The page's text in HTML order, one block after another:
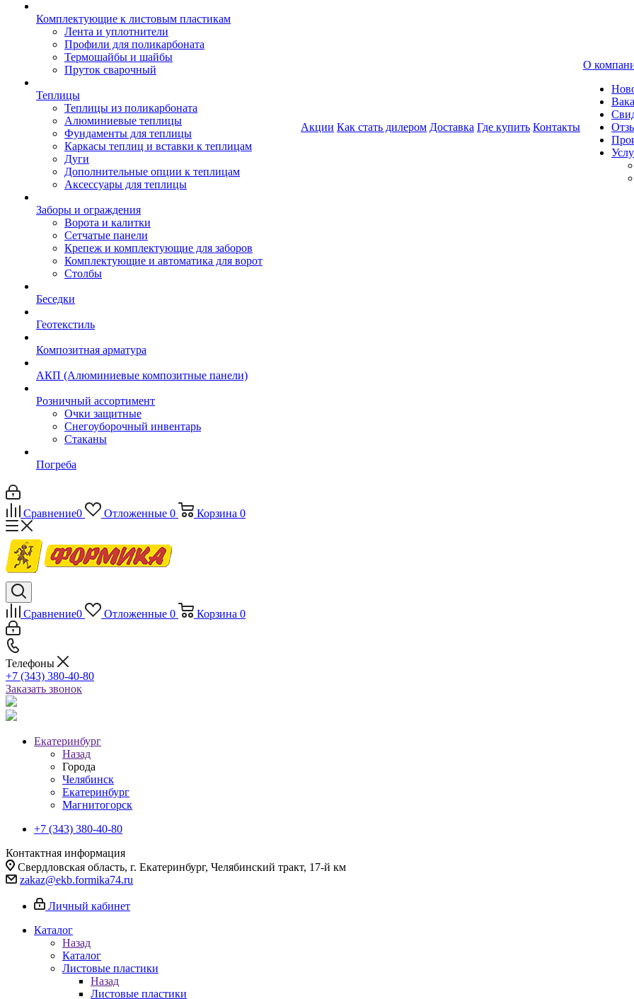
Комплектующие к листовым пластикам
Лента и уплотнители
Профили для поликарбоната
Термошайбы и шайбы
Пруток сварочный
Теплицы
Теплицы из поликарбоната
Алюминиевые теплицы
Фундаменты для теплицы
Каркасы теплиц и вставки к теплицам
Дуги
Дополнительные опции к теплицам
Аксессуары для теплицы
Заборы и ограждения
Ворота и калитки
Сетчатые панели
Крепеж и комплектующие для заборов
Комплектующие и автоматика для ворот
Столбы
Беседки
Геотекстиль
Композитная арматура
АКП (Алюминиевые композитные панели)
Розничный ассортимент
Очки защитные
Снегоуборочный инвентарь
Стаканы
Погреба
Акции Как стать дилером Доставка Где купить Контакты
О
Сравнение0 Отложенные 0 Корзина 0
Сравнение0 Отложенные 0 Корзина 0
Телефоны
+7 (343) 380-40-80
Заказать звонок
Екатеринбург
Назад
Города
Челябинск
Екатеринбург
Магнитогорск
+7 (343) 380-40-80
Контактная информация
Свердловская область, г. Екатеринбург, Челябинский тракт, 17-й км
zakaz@ekb.formika74.ru
Личный кабинет
Каталог
Назад
Каталог
Листовые пластики
Назад
Листовые пластики